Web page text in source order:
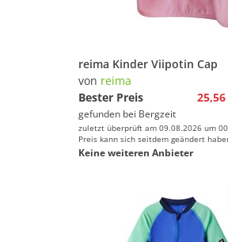
reima Kinder Viipotin Cap
von reima
Bester Preis
gefunden bei Bergzeit
zuletzt überprüft am 09.08.2026 um
Preis kann sich seitdem geändert
Keine weiteren Anbieter